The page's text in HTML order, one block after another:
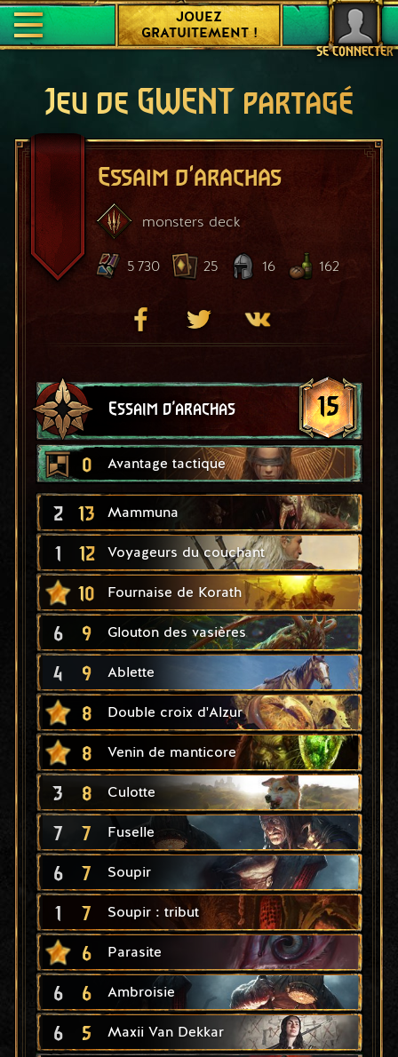
SE CONNECTER
JOUEZ
GRATUITEMENT !
Jeu de GWENT partagé
Essaim d'arachas
monsters deck
5 730 25 16 162
Essaim d'arachas 15
0 Avantage tactique
2 13 Mammuna
1 12 Voyageurs du couchant
10 Fournaise de Korath
6 9 Glouton des vasières
4 9 Ablette
8 Double croix d'Alzur
8 Venin de manticore
3 8 Culotte
7 7 Fuselle
6 7 Soupir
1 7 Soupir : tribut
6 Parasite
6 6 Ambroisie
6 5 Maxii Van Dekkar